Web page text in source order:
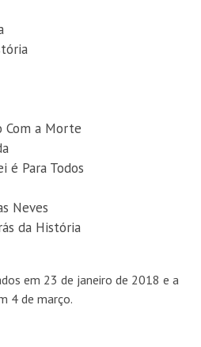
Com a Morte
é Para Todos
Neves
da História
em 23 de janeiro de 2018 e a
4 de março.